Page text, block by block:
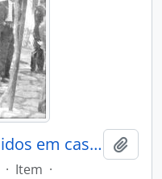
Grupo de médicos reunidos em casa do Dr. António Duarte Teixeira da Silva
· Item ·